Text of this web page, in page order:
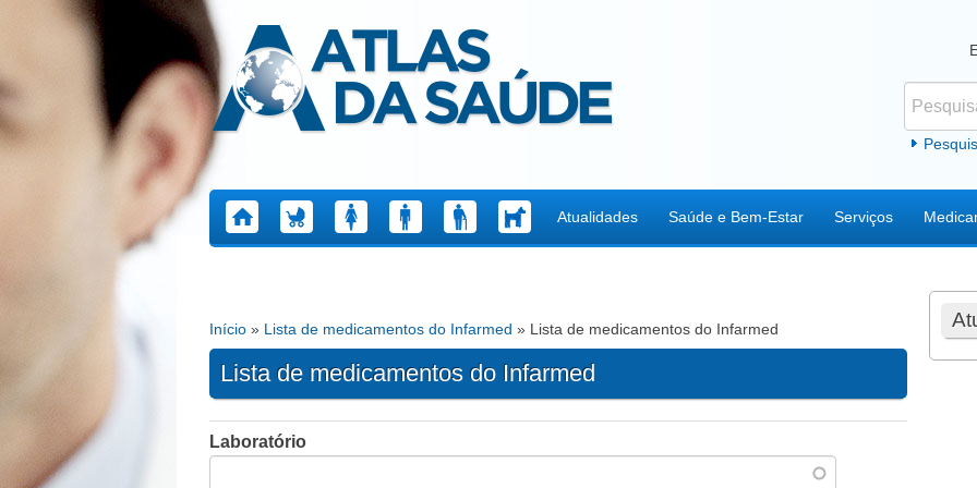
Atlas da Saúde
Atualidades Saúde e Bem-Estar Serviços
Está aqui
Início » Lista de medicamentos do Infarmed » Lista de medicamentos do Infarmed
Lista de medicamentos do Infarmed
Laboratório